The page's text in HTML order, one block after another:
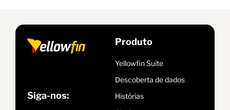
Siga-nos:
Produto
Yellowfin Suite
Descoberta de dados
Histórias